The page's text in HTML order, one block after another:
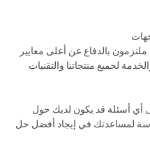
بالدفاع عن أعلى معايير
لجميع منتجاتنا والتقنيات
أي أسئلة قد يكون لديك حول
لمساعدتك في إيجاد أفضل حل